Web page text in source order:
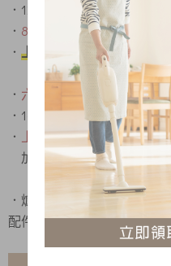
．1200W大火力，省時速炸
． 80°C〜230°C 廣域溫控
． 上、下獨立溫控，滿足各
． 六種加熱模式
(氣炸、烘
．1-60分鐘定時裝置 (亦可
．
上方注水口裝置、加濕
加水無須開爐門，溫度不
．爐內菱形鑽紋設計，提
配件 : 不鏽鋼炸籃、搪瓷烤